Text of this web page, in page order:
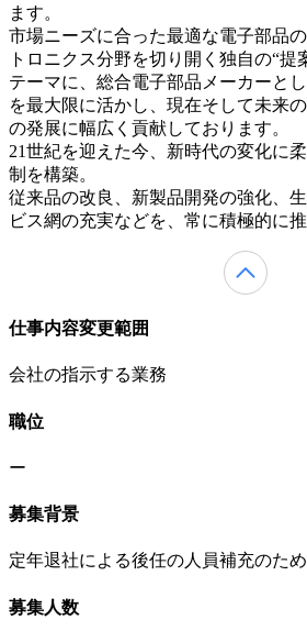
ます。
市場ニーズに合った最適な電子部品
トロニクス分野を切り開く独自の“提
テーマに、総合電子部品メーカーと
を最大限に活かし、現在そして未来
の発展に幅広く貢献しております。
21世紀を迎えた今、新時代の変化に
制を構築。
従来品の改良、新製品開発の強化、
ビス網の充実などを、常に積極的に
仕事内容変更範囲
会社の指示する業務
職位
ー
募集背景
定年退社による後任の人員補充のため
募集人数